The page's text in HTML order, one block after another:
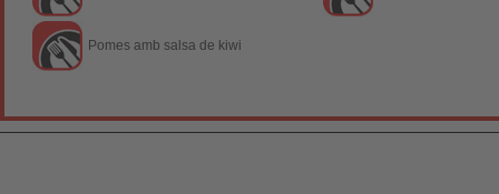
Pomes amb salsa de kiwi